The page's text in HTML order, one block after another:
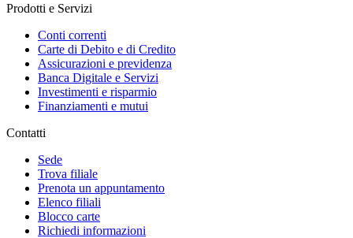
Prodotti e Servizi
Conti correnti
Carte di Debito e di Credito
Assicurazioni e previdenza
Banca Digitale e Servizi
Investimenti e risparmio
Finanziamenti e mutui
Contatti
Sede
Trova filiale
Prenota un appuntamento
Elenco filiali
Blocco carte
Richiedi informazioni